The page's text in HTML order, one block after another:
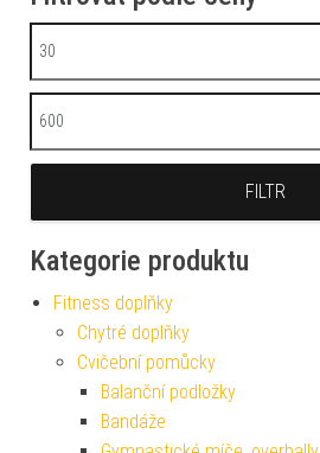
Minimální cena
Maximální cena
FILTR
Kategorie produktu
Fitness doplňky
Chytré doplňky
Cvičební pomůcky
Balanční podložky
Bandáže